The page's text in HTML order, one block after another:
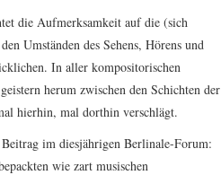
die Aufmerksamkeit auf die (sich
Umständen des Sehens, Hörens und
In aller kompositorischen
herum zwischen den Schichten der
hierhin, mal dorthin verschlägt.
im diesjährigen Berlinale-Forum:
wie zart musischen